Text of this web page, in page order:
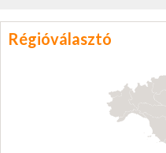
Régióválasztó